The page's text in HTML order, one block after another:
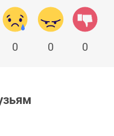
0 0 0